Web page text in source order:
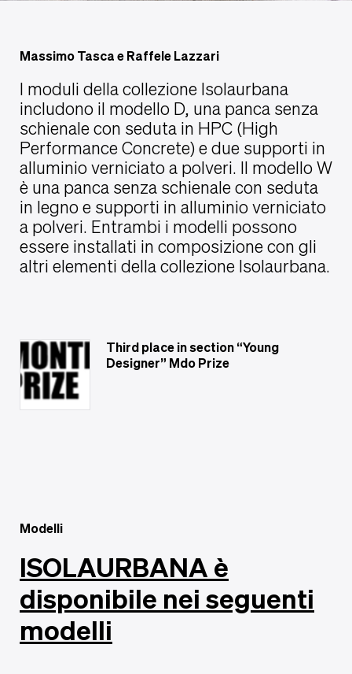
Massimo Tasca e Raffele Lazzari
I moduli della collezione Isolaurbana
includono il modello D, una panca senza
schienale con seduta in HPC (High
Performance Concrete) e due supporti in
alluminio verniciato a polveri. Il modello W
è una panca senza schienale con seduta
in legno e supporti in alluminio verniciato
a polveri. Entrambi i modelli possono
essere installati in composizione con gli
altri elementi della collezione Isolaurbana.
Third place in section “Young
Designer” Mdo Prize
Modelli
ISOLAURBANA è
disponibile nei seguenti
modelli